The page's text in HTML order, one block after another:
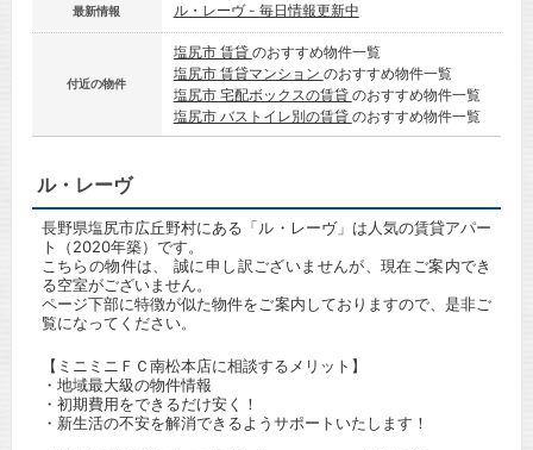
最新情報 ル・レーヴ - 毎日情報更新中
付近の物件
塩尻市 賃貸 のおすすめ物件一覧
塩尻市 賃貸マンション のおすすめ物件一覧
塩尻市 宅配ボックスの賃貸 のおすすめ物件一覧
塩尻市 バストイレ別の賃貸 のおすすめ物件一覧
ル・レーヴ
長野県塩尻市広丘野村にある「ル・レーヴ」は人気の賃貸アパー
ト（2020年築）です。
こちらの物件は、 誠に申し訳ございませんが、現在ご案内でき
る空室がございません。
ページ下部に特徴が似た物件をご案内しておりますので、是非ご
覧になってください。
【ミニミニＦＣ南松本店に相談するメリット】
・地域最大級の物件情報
・初期費用をできるだけ安く！
・新生活の不安を解消できるようサポートいたします！